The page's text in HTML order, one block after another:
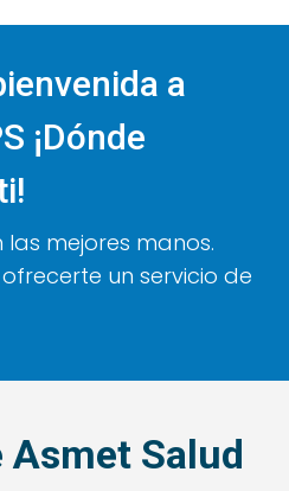
a
¡Dónde
mejores manos.
un servicio de
Asmet Salud